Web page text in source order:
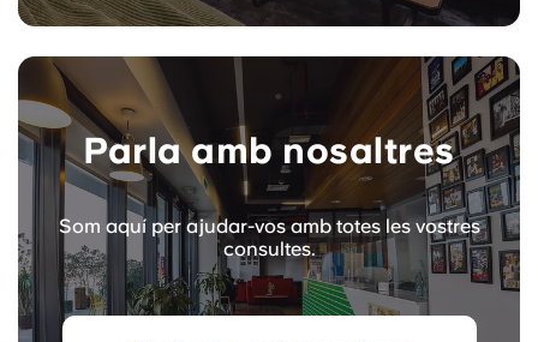
Parla amb nosaltres
Som aquí per ajudar-vos amb totes les vostres
consultes.